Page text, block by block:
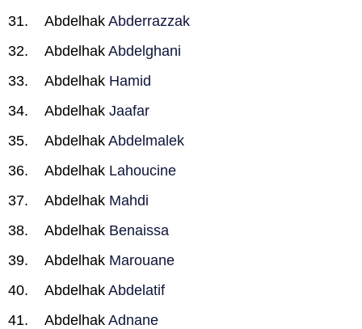
Abdelhak Abderrazzak
Abdelhak Abdelghani
Abdelhak Hamid
Abdelhak Jaafar
Abdelhak Abdelmalek
Abdelhak Lahoucine
Abdelhak Mahdi
Abdelhak Benaissa
Abdelhak Marouane
Abdelhak Abdelatif
Abdelhak Adnane